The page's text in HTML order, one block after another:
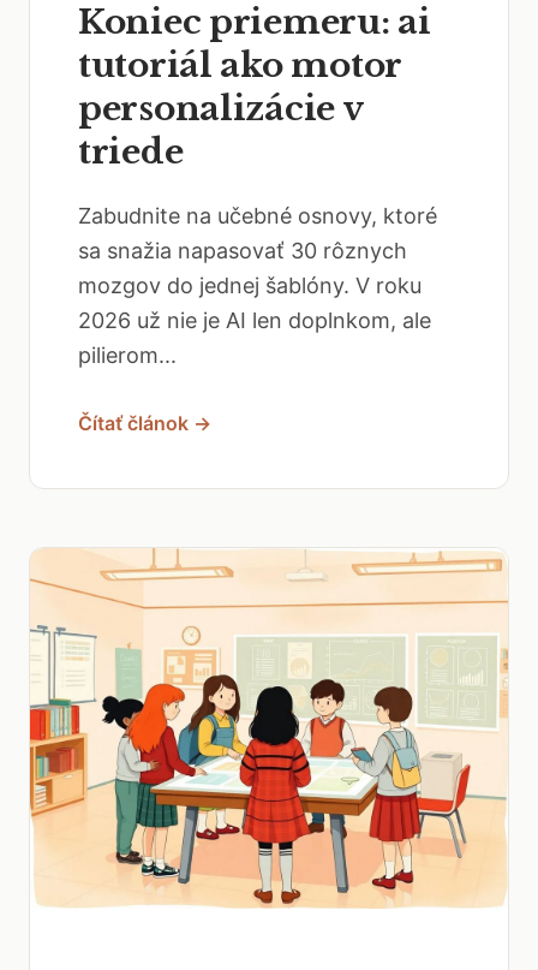
Koniec priemeru: ai
tutoriál ako motor
personalizácie v
triede
Zabudnite na učebné osnovy, ktoré
sa snažia napasovať 30 rôznych
mozgov do jednej šablóny. V roku
2026 už nie je AI len doplnkom, ale
pilierom...
Čítať článok →